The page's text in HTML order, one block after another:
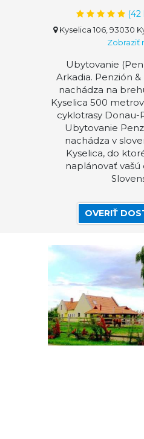
(42
Kyselica 106, 93030
Zobraziť
Ubytovanie
Arkadia. Penzión &
nachádza na
Kyselica 500
cyklotrasy Donau-
Ubytovanie
nachádza v
Kyselica, do
naplánovať
OVERIŤ